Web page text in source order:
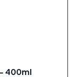
400ml